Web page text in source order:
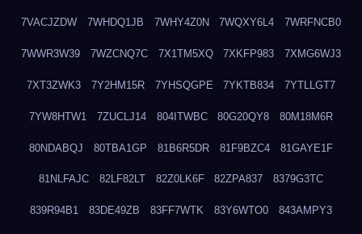
7VACJZDW 7WHDQ1JB 7WHY4Z0N 7WQXY6L4 7WRFNCB0
7WWR3W39 7WZCNQ7C 7X1TM5XQ 7XKFP983 7XMG6WJ3
7XT3ZWK3 7Y2HM15R 7YHSQGPE 7YKTB834 7YTLLGT7
7YW8HTW1 7ZUCLJ14 804ITWBC 80G20QY8 80M18M6R
80NDABQJ 80TBA1GP 81B6R5DR 81F9BZC4 81GAYE1F
81NLFAJC 82LF82LT 82Z0LK6F 82ZPA837 8379G3TC
839R94B1 83DE49ZB 83FF7WTK 83Y6WTO0 843AMPY3